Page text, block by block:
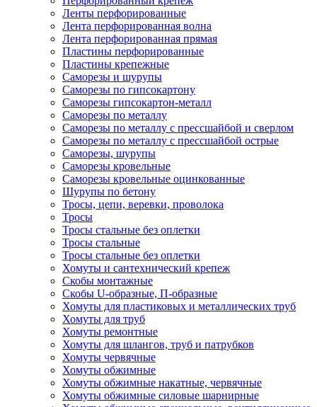
Ленты перфорированные
Лента перфорированная волна
Лента перфорированная прямая
Пластины перфорированные
Пластины крепежные
Саморезы и шурупы
Саморезы по гипсокартону
Саморезы гипсокартон-металл
Саморезы по металлу
Саморезы по металлу с прессшайбой и сверлом
Саморезы по металлу с прессшайбой острые
Саморезы, шурупы
Саморезы кровельные
Саморезы кровельные оцинкованные
Шурупы по бетону
Тросы, цепи, веревки, проволока
Тросы
Тросы стальные без оплетки
Тросы стальные
Тросы стальные без оплетки
Хомуты и сантехнический крепеж
Скобы монтажные
Скобы U-образные, П-образные
Хомуты для пластиковых и металлических труб
Хомуты для труб
Хомуты ремонтные
Хомуты для шлангов, труб и патрубков
Хомуты червячные
Хомуты обжимные
Хомуты обжимные накатные, червячные
Хомуты обжимные силовые шарнирные